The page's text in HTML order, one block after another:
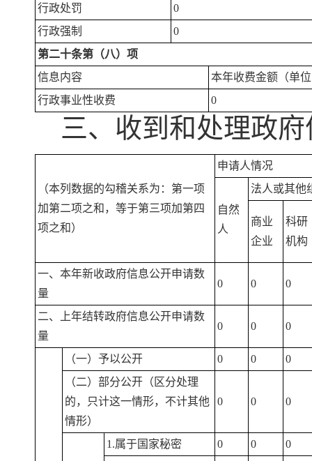
行政处罚
0
行政强制
0
第二十条第（八）项
信息内容
本年收费金额（单
行政事业性收费
0
三、收到和处理政
（本列数据的勾稽关系为：第一项
加第二项之和，等于第三项加第四
项之和）
申请人情况
自然
人
法人或其他
商业
企业
科研
机构
一、本年新收政府信息公开申请数
量
0 0 0
二、上年结转政府信息公开申请数
量
0 0 0
（一）予以公开 0 0
0
（二）部分公开（区分处理
的，只计这一情形，不计其他
情形）
0 0 0
1.属于国家秘密 0 0 0